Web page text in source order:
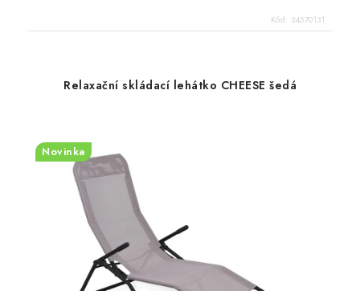
Kód: 34570131
Relaxační skládací lehátko CHEESE šedá
Novinka